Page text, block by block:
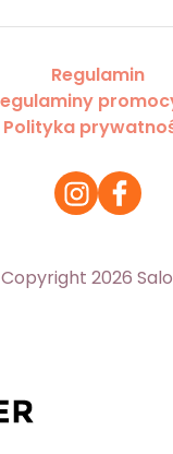
Regulamin
Polityka
Copyright 2026